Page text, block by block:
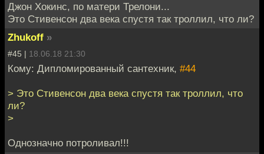
Джон Хокинс, по матери Трелони...
Это Стивенсон два века спустя так троллил, что ли?
Zhukoff »
#45 | 18.06.18 21:30
Кому: Дипломированный сантехник, #44
> Это Стивенсон два века спустя так троллил, что
ли?
>
Однозначно потроливал!!!